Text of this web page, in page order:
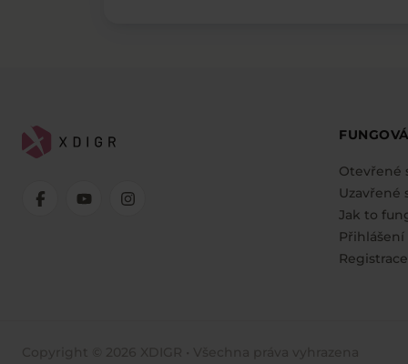
Otevřené
Uzavřené
Jak to
Přihlášení
Registrace